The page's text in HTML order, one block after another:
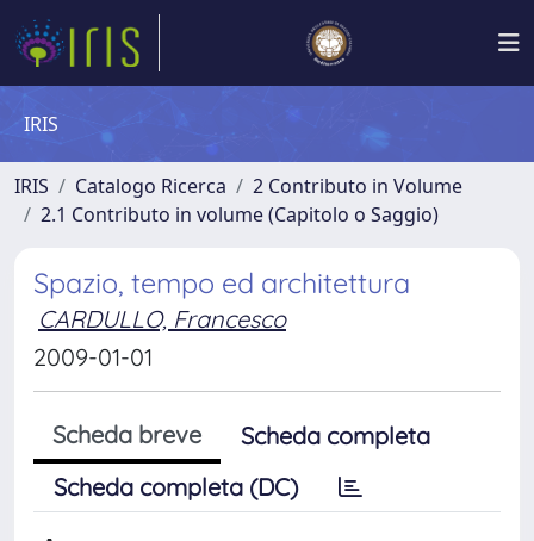
IRIS
IRIS Catalogo Ricerca
2 Contributo in Volume
2.1 Contributo in volume (Capitolo o Saggio)
Spazio, tempo ed architettura
CARDULLO, Francesco
2009-01-01
Scheda breve
Scheda completa
Scheda completa (DC)